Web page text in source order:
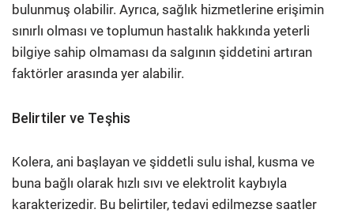
bulunmuş olabilir. Ayrıca, sağlık hizmetlerine erişimin
sınırlı olması ve toplumun hastalık hakkında yeterli
bilgiye sahip olmaması da salgının şiddetini artıran
faktörler arasında yer alabilir.​
Belirtiler ve Teşhis
Kolera, ani başlayan ve şiddetli sulu ishal, kusma ve
buna bağlı olarak hızlı sıvı ve elektrolit kaybıyla
karakterizedir. Bu belirtiler, tedavi edilmezse saatler